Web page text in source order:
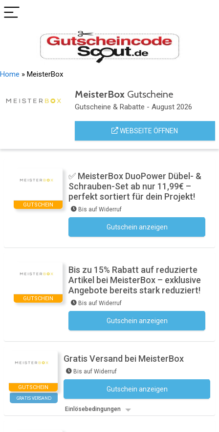
Home » MeisterBox
MeisterBoxGutscheine
Gutscheine & Rabatte - August 2026
WEBSEITE ÖFFNEN
GUTSCHEIN
✅ MeisterBox DuoPower Dübel- &
Schrauben-Set ab nur 11,99€ –
perfekt sortiert für dein Projekt!
Bis auf Widerruf
Gutschein anzeigen
GUTSCHEIN
Bis zu 15% Rabatt auf reduzierte
Artikel bei MeisterBox – exklusive
Angebote bereits stark reduziert!
Bis auf Widerruf
Gutschein anzeigen
GUTSCHEIN
GRATIS VERSAND
Gratis Versand bei MeisterBox
Bis auf Widerruf
Gutschein anzeigen
Einlösebedingungen